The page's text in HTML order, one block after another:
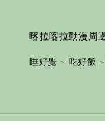
喀拉喀拉動漫周
睡好覺 ~ 吃好飯